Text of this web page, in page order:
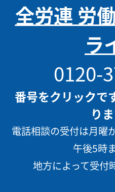
全労連 労
ラ
0120-
番号をクリックで
りま
電話相談の受付は月曜
午後5時
地方によって受付